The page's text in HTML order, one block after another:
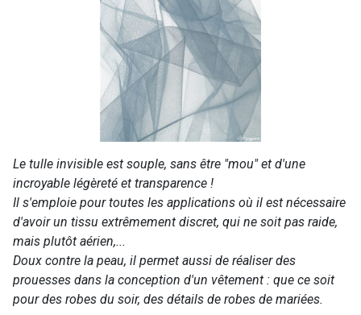
Le tulle invisible est souple, sans être "mou" et d'une
incroyable légèreté et transparence !
Il s'emploie pour toutes les applications où il est nécessaire
d'avoir un tissu extrêmement discret, qui ne soit pas raide,
mais plutôt aérien,...
Doux contre la peau, il permet aussi de réaliser des
prouesses dans la conception d'un vêtement : que ce soit
pour des robes du soir, des détails de robes de mariées.